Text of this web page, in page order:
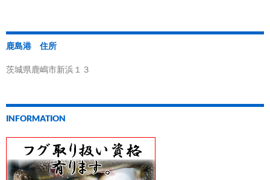
鹿島港 住所
茨城県鹿嶋市新浜１３
INFORMATION